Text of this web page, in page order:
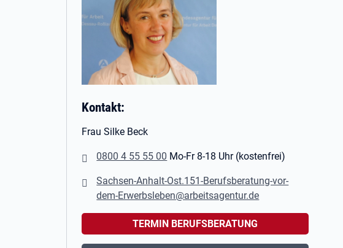
Kontakt:
Frau Silke Beck
0800 4 55 55 00 Mo-Fr 8-18 Uhr (kostenfrei)
Sachsen-Anhalt-Ost.151-Berufsberatung-vor-
dem-Erwerbsleben@arbeitsagentur.de
TERMIN BERUFSBERATUNG